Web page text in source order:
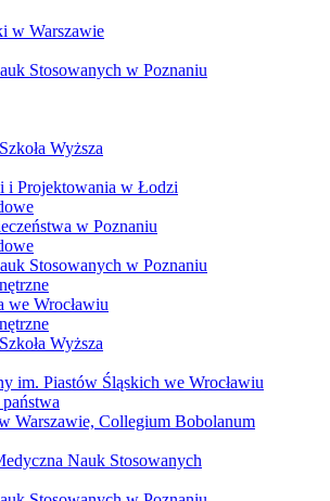
w Warszawie
Stosowanych w Poznaniu
Wyższa
i Projektowania w Łodzi
w Poznaniu
Stosowanych w Poznaniu
we Wrocławiu
Wyższa
im. Piastów Śląskich we Wrocławiu
Warszawie, Collegium Bobolanum
Nauk Stosowanych